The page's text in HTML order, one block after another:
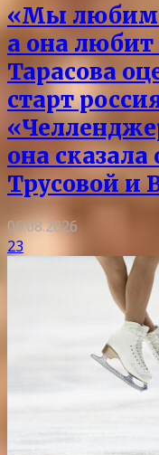
«Мы любим
а она
Тарасова
старт
она сказала
Трусовой и
06.08.2026
23